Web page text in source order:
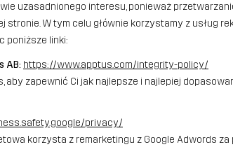
uzasadnionego interesu, ponieważ
stronie. W tym celu głównie korzystamy z usług
poniższe linki:
AB: https://www.apptus.com/integrity-policy/
aby zapewnić Ci jak najlepsze i najlepiej
privacy/
korzysta z remarketingu z Google Adwords